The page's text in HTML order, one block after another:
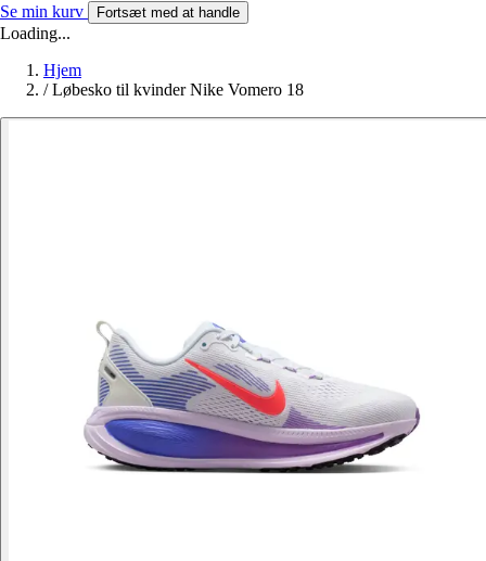
Se min kurv Fortsæt med at handle
Loading...
Hjem
/ Løbesko til kvinder Nike Vomero 18